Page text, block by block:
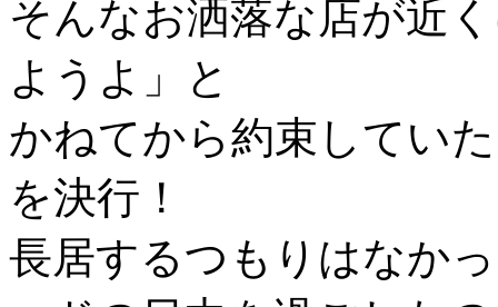
そんなお洒落な店が近
ようよ」と
かねてから約束してい
を決行！
長居するつもりはなか